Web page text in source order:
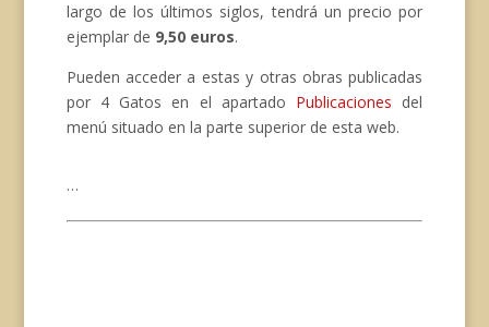
largo de los últimos siglos, tendrá un precio por
ejemplar de 9,50 euros.
Pueden acceder a estas y otras obras publicadas
por 4 Gatos en el apartado Publicaciones del
menú situado en la parte superior de esta web.
…